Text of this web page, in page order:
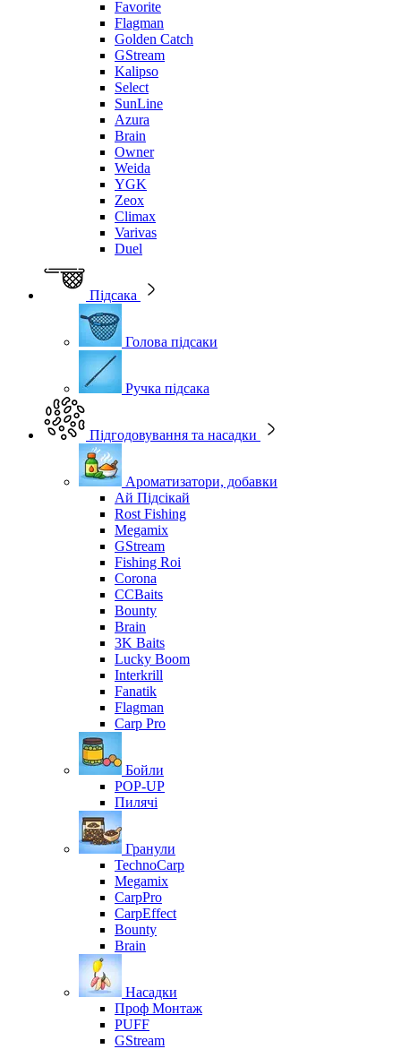
Favorite
Flagman
Golden Catch
GStream
Kalipso
Select
SunLine
Azura
Brain
Owner
Weida
YGK
Zeox
Climax
Varivas
Duel
Підсака
Голова підсаки
Ручка підсака
Підгодовування та насадки
Ароматизатори, добавки
Ай Підсікай
Rost Fishing
Megamix
GStream
Fishing Roi
Corona
CCBaits
Bounty
Brain
3K Baits
Lucky Boom
Interkrill
Fanatik
Flagman
Carp Pro
Бойли
POP-UP
Пилячі
Гранули
TechnoCarp
Megamix
CarpPro
CarpEffect
Bounty
Brain
Насадки
Проф Монтаж
PUFF
GStream